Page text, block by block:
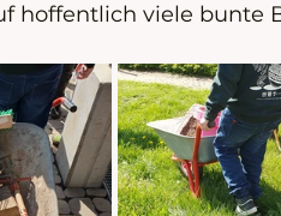
hoffentlich viele bunte